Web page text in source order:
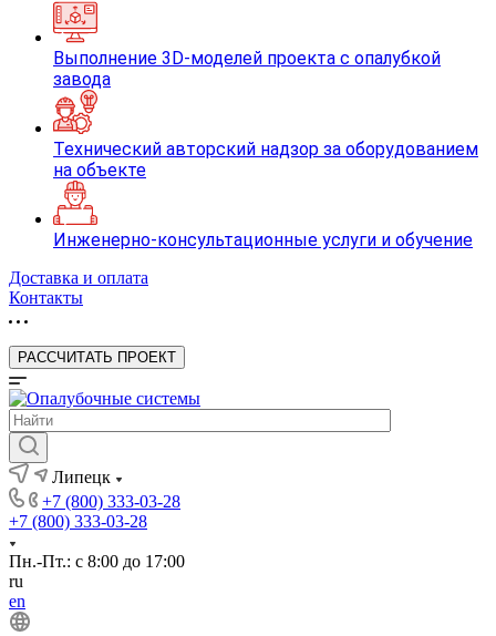
Выполнение 3D-моделей проекта с опалубкой
завода
Технический авторский надзор за оборудованием
на объекте
Инженерно-консультационные услуги и обучение
Доставка и оплата
Контакты
РАССЧИТАТЬ ПРОЕКТ
Липецк
+7 (800) 333-03-28
+7 (800) 333-03-28
Пн.-Пт.: с 8:00 до 17:00
ru
en